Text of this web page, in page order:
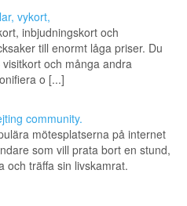
vykort,
inbjudningskort och
till enormt låga priser. Du
och många andra
o [...]
community.
mötesplatserna på internet
som vill prata bort en stund,
och träffa sin livskamrat.